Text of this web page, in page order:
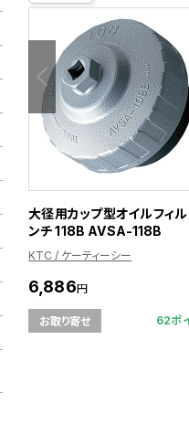
大径用カップ型オイルフィ
ンチ 118B AVSA-118B
KTC / ケーティーシー
6,886円
お取り寄せ 62ポ